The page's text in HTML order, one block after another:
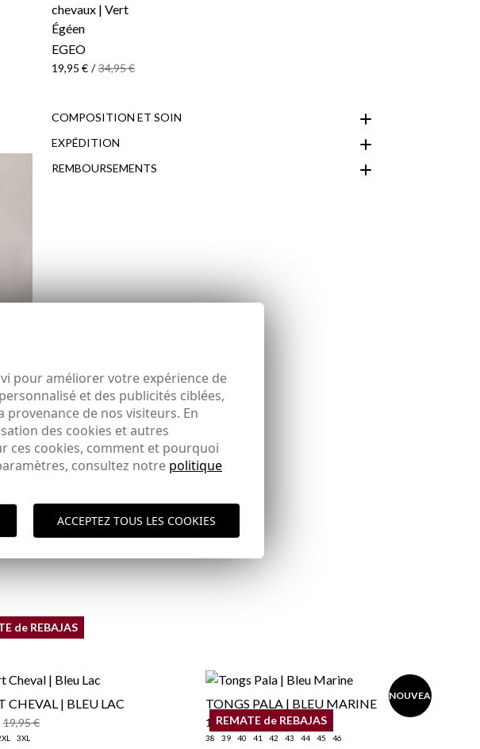
EGEO
19,95 € / 34,95 €
COMPOSITION ET SOIN
EXPÉDITION
Politique d'expédition
REMBOURSEMENTS
LOOK
de REBAJAS
CHEVAL | BLEU LAC
19,95 €
3XL
NOUVEAU
TONGS PALA | BLEU MARINE
19,95 €
38 39 40 41 42 43 44 45 46
REMATE de REBAJAS
pour améliorer votre expérience de
et des publicités ciblées,
de nos visiteurs. En
des cookies et autres
ces cookies, comment et pourquoi
consultez notre politique
ACCEPTEZ TOUS LES COOKIES